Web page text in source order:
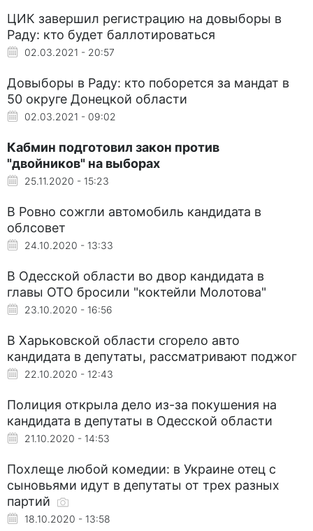
ЦИК завершил регистрацию на довыборы в
Раду: кто будет баллотироваться
02.03.2021 - 20:57
Довыборы в Раду: кто поборется за мандат в
50 округе Донецкой области
02.03.2021 - 09:02
Кабмин подготовил закон против
"двойников" на выборах
25.11.2020 - 15:23
В Ровно сожгли автомобиль кандидата в
облсовет
24.10.2020 - 13:33
В Одесской области во двор кандидата в
главы ОТО бросили "коктейли Молотова"
23.10.2020 - 16:56
В Харьковской области сгорело авто
кандидата в депутаты, рассматривают поджог
22.10.2020 - 12:43
Полиция открыла дело из-за покушения на
кандидата в депутаты в Одесской области
21.10.2020 - 14:53
Похлеще любой комедии: в Украине отец с
сыновьями идут в депутаты от трех разных
партий
18.10.2020 - 13:58